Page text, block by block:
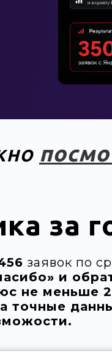
за
заявок по
и
не меньше
точные